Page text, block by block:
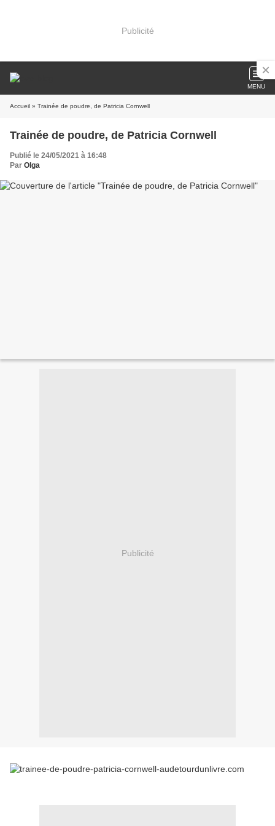
Publicité
MENU
Accueil » Trainée de poudre, de Patricia Cornwell
Trainée de poudre, de Patricia Cornwell
Publié le 24/05/2021 à 16:48
Par Olga
Publicité